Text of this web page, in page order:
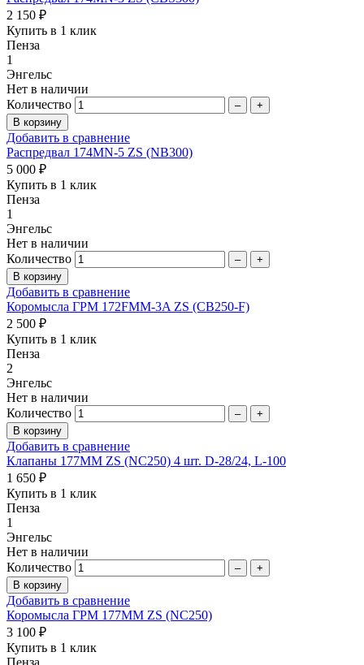
2 150 ₽
Купить в 1 клик
Пенза
1
Энгельс
Нет в наличии
Количество
– +
Добавить в сравнение
Распредвал 174MN-5 ZS (NB300)
5 000 ₽
Купить в 1 клик
Пенза
1
Энгельс
Нет в наличии
Количество
– +
Добавить в сравнение
Коромысла ГРМ 172FMM-3A ZS (CB250-F)
2 500 ₽
Купить в 1 клик
Пенза
2
Энгельс
Нет в наличии
Количество
– +
Добавить в сравнение
Клапаны 177MM ZS (NC250) 4 шт. D-28/24, L-100
1 650 ₽
Купить в 1 клик
Пенза
1
Энгельс
Нет в наличии
Количество
– +
Добавить в сравнение
Коромысла ГРМ 177MM ZS (NC250)
3 100 ₽
Купить в 1 клик
Пенза